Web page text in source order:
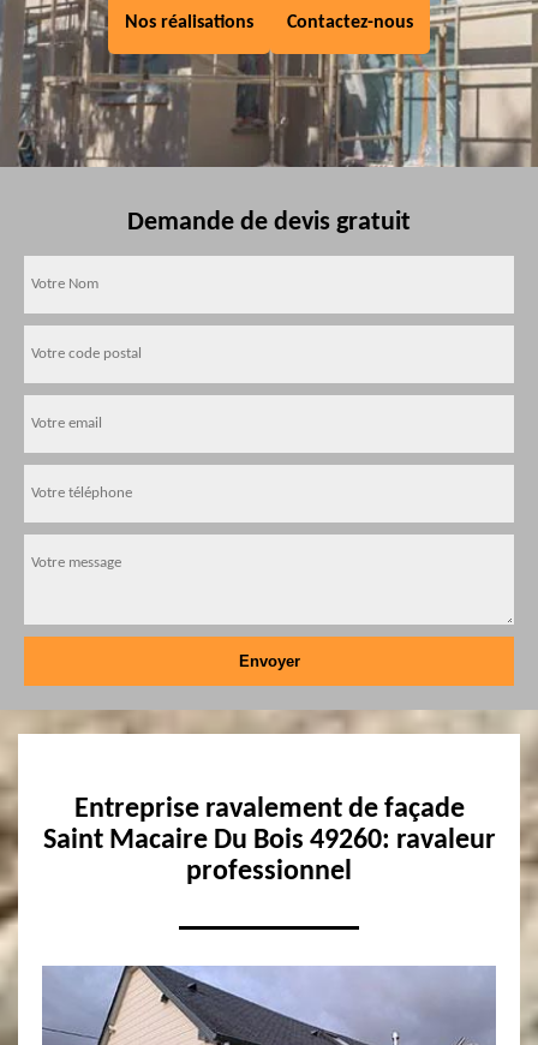
Nos réalisations Contactez-nous
Demande de devis gratuit
Entreprise ravalement de façade
Saint Macaire Du Bois 49260: ravaleur
professionnel